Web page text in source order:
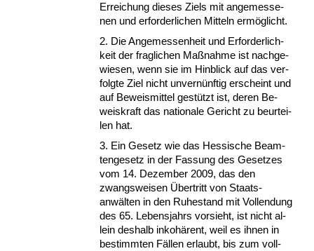
Er­rei­chung die­ses Ziels mit an­ge­mes­se­
nen und er­for­der­li­chen Mit­teln ermöglicht.
2. Die An­ge­mes­sen­heit und Er­for­der­lich­
keit der frag­li­chen Maßnah­me ist nach­ge­
wie­sen, wenn sie im Hin­blick auf das ver­
folg­te Ziel nicht un­vernünf­tig er­scheint und
auf Be­weis­mit­tel gestützt ist, de­ren Be­
weis­kraft das na­tio­na­le Ge­richt zu be­ur­tei­
len hat.
3. Ein Ge­setz wie das Hes­si­sche Be­am­
ten­ge­setz in der Fas­sung des Ge­set­zes
vom 14. De­zem­ber 2009, das den
zwangs­wei­sen Über­tritt von Staats­
anwälten in den Ru­he­stand mit Voll­endung
des 65. Le­bens­jahrs vor­sieht, ist nicht al­
lein des­halb in­kohärent, weil es ih­nen in
be­stimm­ten Fällen er­laubt, bis zum voll­